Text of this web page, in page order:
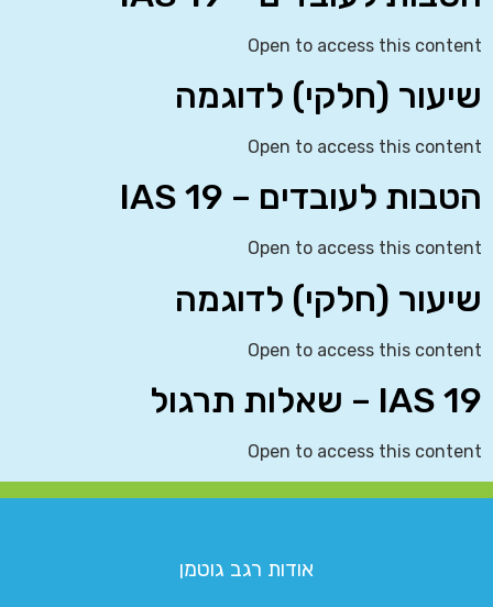
Open to access this content
שיעור (חלקי) לדוגמה
Open to access this content
הטבות לעובדים – IAS 19
Open to access this content
שיעור (חלקי) לדוגמה
Open to access this content
IAS 19 – שאלות תרגול
Open to access this content
אודות רגב גוטמן